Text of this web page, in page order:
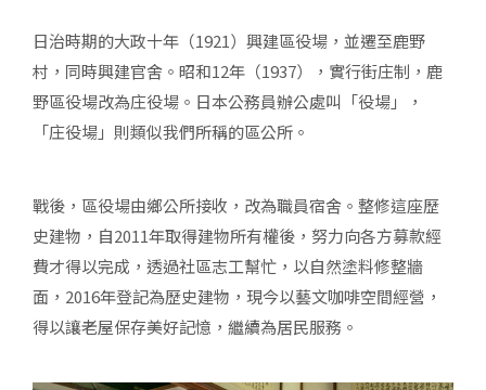
日治時期的大政十年（1921）興建區役場，並遷至鹿野
村，同時興建官舍。昭和12年（1937），實行街庄制，鹿
野區役場改為庄役場。日本公務員辦公處叫「役場」，
「庄役場」則類似我們所稱的區公所。
戰後，區役場由鄉公所接收，改為職員宿舍。整修這座歷
史建物，自2011年取得建物所有權後，努力向各方募款經
費才得以完成，透過社區志工幫忙，以自然塗料修整牆
面，2016年登記為歷史建物，現今以藝文咖啡空間經營，
得以讓老屋保存美好記憶，繼續為居民服務。